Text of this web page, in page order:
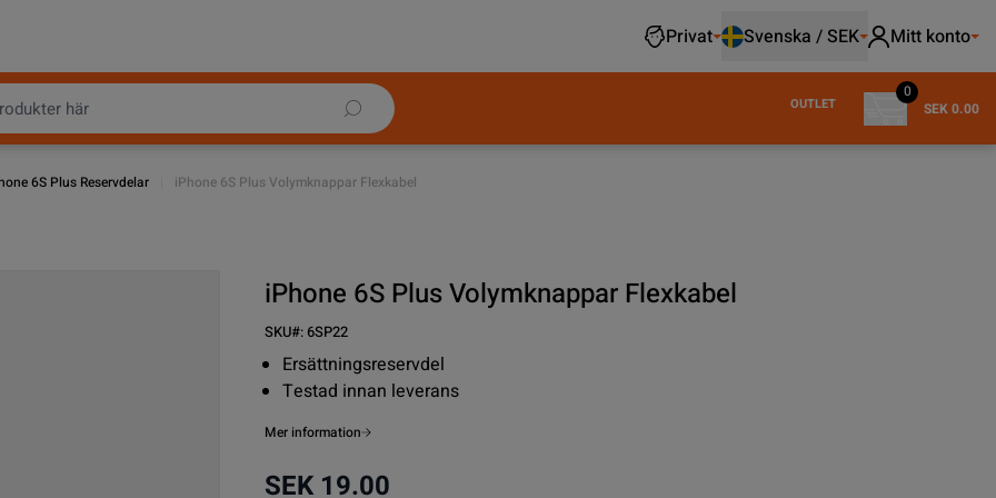
Privat
Svenska / SEK Mitt konto
OUTLET
0
SEK 0.00
6S Plus Reservdelar iPhone 6S Plus Volymknappar Flexkabel
iPhone 6S Plus Volymknappar Flexkabel
SKU#:6SP22
Ersättningsreservdel
Testad innan leverans
Mer information
SEK 19.00